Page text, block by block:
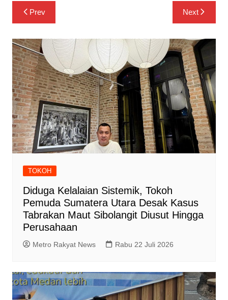
Navigasi
pos
Prev Next
TOKOH
Diduga Kelalaian Sistemik, Tokoh
Pemuda Sumatera Utara Desak Kasus
Tabrakan Maut Sibolangit Diusut Hingga
Perusahaan
Metro Rakyat News Rabu 22 Juli 2026